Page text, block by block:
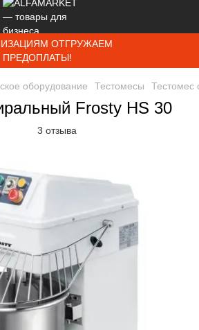
ОТГРУЖАЕМ
ПРЕДОПЛАТЫ!
оборудование Тестомесы Тестомес
Frosty HS 30
3 отзыва